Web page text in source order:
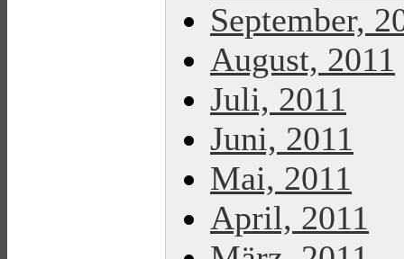
September,
August, 2011
Juli, 2011
Juni, 2011
Mai, 2011
April, 2011